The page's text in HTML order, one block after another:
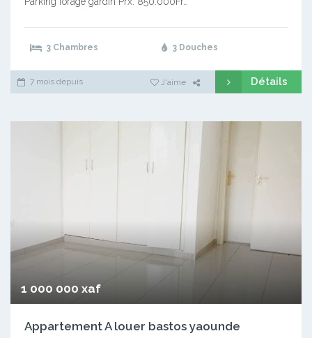
3 Chambres 3 Douches
7 mois depuis J'aime Détails
1 000 000 xaf
Appartement A louer bastos yaounde